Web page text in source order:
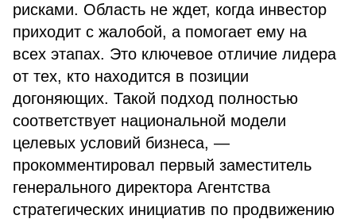
рисками. Область не ждет, когда инвестор
приходит с жалобой, а помогает ему на
всех этапах. Это ключевое отличие лидера
от тех, кто находится в позиции
догоняющих. Такой подход полностью
соответствует национальной модели
целевых условий бизнеса, —
прокомментировал первый заместитель
генерального директора Агентства
стратегических инициатив по продвижению